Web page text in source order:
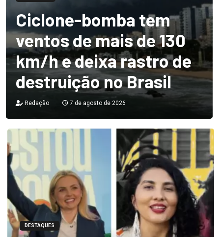
Ciclone-bomba tem
ventos de mais de 130
km/h e deixa rastro de
destruição no Brasil
Redação 7 de agosto de 2026
DESTAQUES